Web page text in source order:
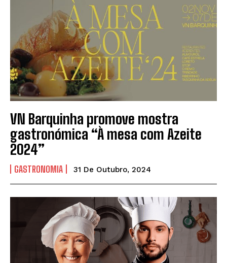
VN Barquinha promove mostra
gastronómica “À mesa com Azeite
2024”
GASTRONOMIA 31 De Outubro, 2024